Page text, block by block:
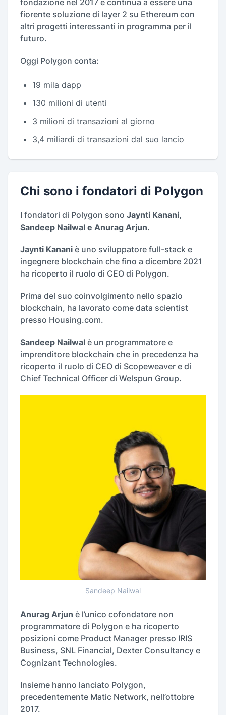
fiorente soluzione di layer 2 su Ethereum con
altri progetti interessanti in programma per il
futuro.
Oggi Polygon conta:
19 mila dapp
130 milioni di utenti
3 milioni di transazioni al giorno
3,4 miliardi di transazioni dal suo lancio
Chi sono i fondatori di Polygon
I fondatori di Polygon sono Jaynti Kanani,
Sandeep Nailwal e Anurag Arjun.
Jaynti Kanani è uno sviluppatore full-stack e
ingegnere blockchain che fino a dicembre 2021
ha ricoperto il ruolo di CEO di Polygon.
Prima del suo coinvolgimento nello spazio
blockchain, ha lavorato come data scientist
presso Housing.com.
Sandeep Nailwal è un programmatore e
imprenditore blockchain che in precedenza ha
ricoperto il ruolo di CEO di Scopeweaver e di
Chief Technical Officer di Welspun Group.
Sandeep Nailwal
Anurag Arjun è l’unico cofondatore non
programmatore di Polygon e ha ricoperto
posizioni come Product Manager presso IRIS
Business, SNL Financial, Dexter Consultancy e
Cognizant Technologies.
Insieme hanno lanciato Polygon,
precedentemente Matic Network, nell’ottobre
2017.